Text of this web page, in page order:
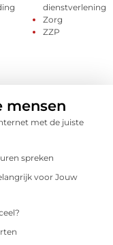
dienstverlening
Zorg
ZZP
mensen
met de juiste
spreken
voor Jouw